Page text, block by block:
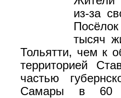
из-за
тысяч
Тольятти, чем к
территорией
частью
Самары в 60